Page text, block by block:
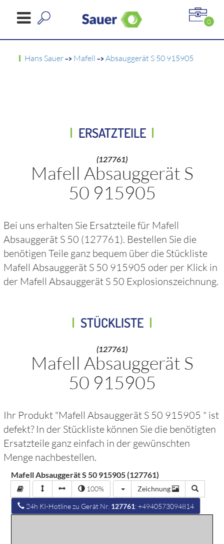
0
Hans Sauer-> Mafell ->Absauggerät S 50 915905
ERSATZTEILE
(127761)
Mafell Absauggerät S
50 915905
Bei uns erhalten Sie Ersatzteile für Mafell
Absauggerät S 50 (127761). Bestellen Sie die
benötigen Teile ganz bequem über die Stückliste
Mafell Absauggerät S 50 915905 oder per Klick in
der Mafell Absauggerät S 50 Explosionszeichnung.
STÜCKLISTE
(127761)
Mafell Absauggerät S
50 915905
Ihr Produkt "Mafell Absauggerät S 50 915905 " ist
defekt? In der Stückliste können Sie die benötigten
Ersatzteile ganz einfach in der gewünschten
Menge nachbestellen.
Mafell Absauggerät S 50 915905 (127761)
100% Zeichnung
24h KI-Hotline zu Gerät Nr. 127761: +4940573094814